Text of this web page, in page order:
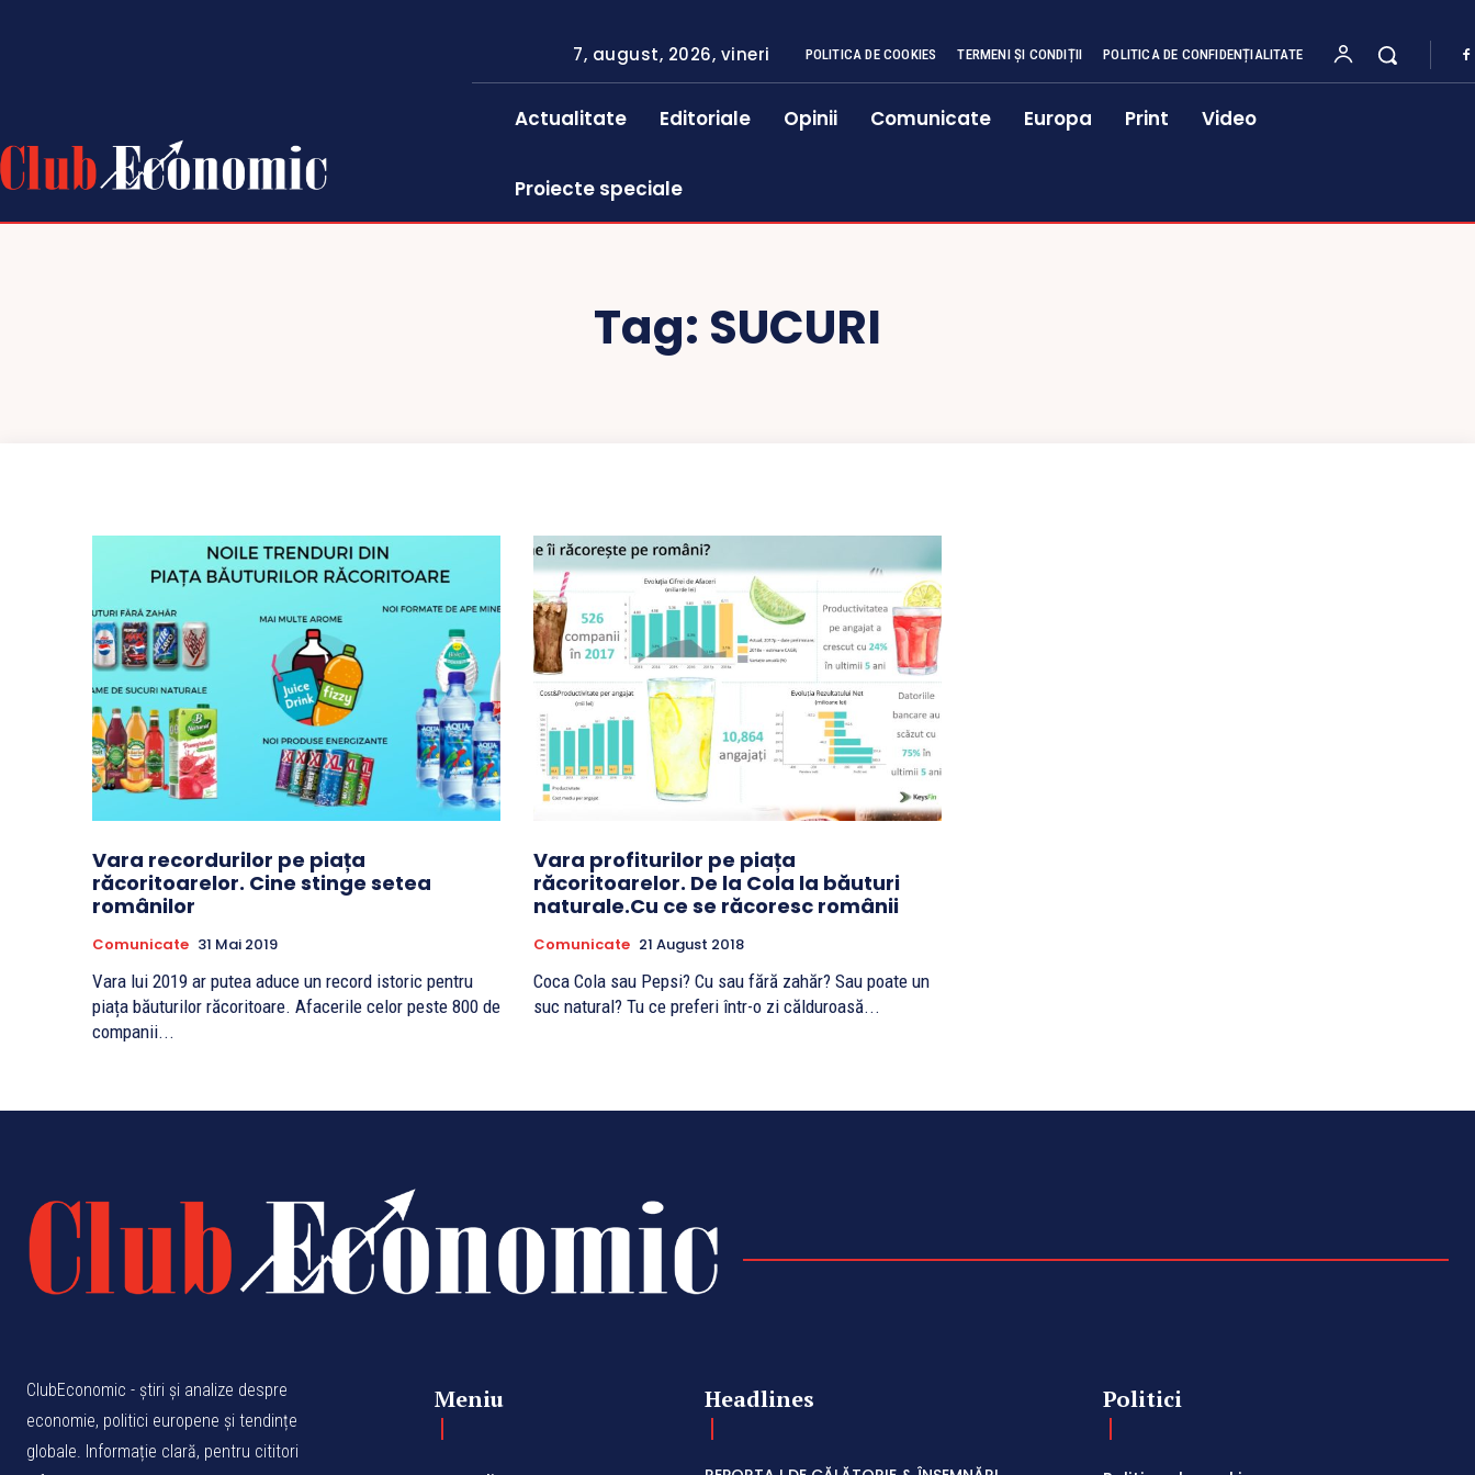
7, august, 2026, vineri POLITICA DE COOKIES TERMENI ȘI CONDIȚII POLITICA DE CONFIDENȚIALITATE
Actualitate Editoriale Opinii Comunicate Europa Print Video
Proiecte speciale
Tag: SUCURI
Vara recordurilor pe piața
răcoritoarelor. Cine stinge setea
românilor
Comunicate 31 Mai 2019
Vara lui 2019 ar putea aduce un record istoric pentru
piața băuturilor răcoritoare. Afacerile celor peste 800 de
companii...
Vara profiturilor pe piața
răcoritoarelor. De la Cola la băuturi
naturale.Cu ce se răcoresc românii
Comunicate 21 August 2018
Coca Cola sau Pepsi? Cu sau fără zahăr? Sau poate un
suc natural? Tu ce preferi într-o zi călduroasă...
ClubEconomic - știri și analize despre
economie, politici europene și tendințe
globale. Informație clară, pentru cititori
Meniu Headlines Politici